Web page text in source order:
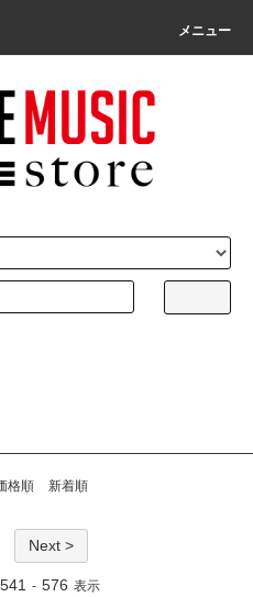
メニュー
格順 新着順
Next >
541 - 576 表示